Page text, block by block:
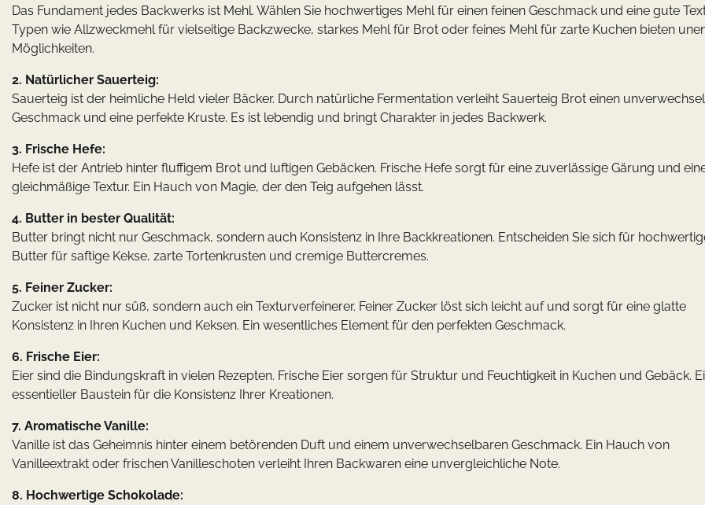
Das Fundament jedes Backwerks ist Mehl. Wählen Sie hochwertiges Mehl für einen feinen Geschmack und eine gute
Typen wie Allzweckmehl für vielseitige Backzwecke, starkes Mehl für Brot oder feines Mehl für zarte Kuchen bieten
Möglichkeiten.
2. Natürlicher Sauerteig:
Sauerteig ist der heimliche Held vieler Bäcker. Durch natürliche Fermentation verleiht Sauerteig Brot einen
Geschmack und eine perfekte Kruste. Es ist lebendig und bringt Charakter in jedes Backwerk.
3. Frische Hefe:
Hefe ist der Antrieb hinter fluffigem Brot und luftigen Gebäcken. Frische Hefe sorgt für eine zuverlässige Gärung und
gleichmäßige Textur. Ein Hauch von Magie, der den Teig aufgehen lässt.
4. Butter in bester Qualität:
Butter bringt nicht nur Geschmack, sondern auch Konsistenz in Ihre Backkreationen. Entscheiden Sie sich für
Butter für saftige Kekse, zarte Tortenkrusten und cremige Buttercremes.
5. Feiner Zucker:
Zucker ist nicht nur süß, sondern auch ein Texturverfeinerer. Feiner Zucker löst sich leicht auf und sorgt für eine glatte
Konsistenz in Ihren Kuchen und Keksen. Ein wesentliches Element für den perfekten Geschmack.
6. Frische Eier:
Eier sind die Bindungskraft in vielen Rezepten. Frische Eier sorgen für Struktur und Feuchtigkeit in Kuchen und Gebäck.
essentieller Baustein für die Konsistenz Ihrer Kreationen.
7. Aromatische Vanille:
Vanille ist das Geheimnis hinter einem betörenden Duft und einem unverwechselbaren Geschmack. Ein Hauch von
Vanilleextrakt oder frischen Vanilleschoten verleiht Ihren Backwaren eine unvergleichliche Note.
8. Hochwertige Schokolade: